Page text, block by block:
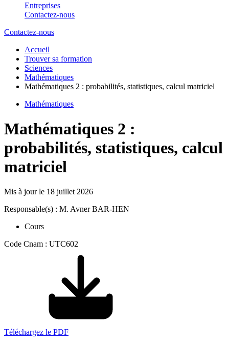
Entreprises
Contactez-nous
Contactez-nous
Accueil
Trouver sa formation
Sciences
Mathématiques
Mathématiques 2 : probabilités, statistiques, calcul matriciel
Mathématiques
Mathématiques 2 :
probabilités, statistiques, calcul
matriciel
Mis à jour le 18 juillet 2026
Responsable(s) : M. Avner BAR-HEN
Cours
Code Cnam : UTC602
Téléchargez le PDF